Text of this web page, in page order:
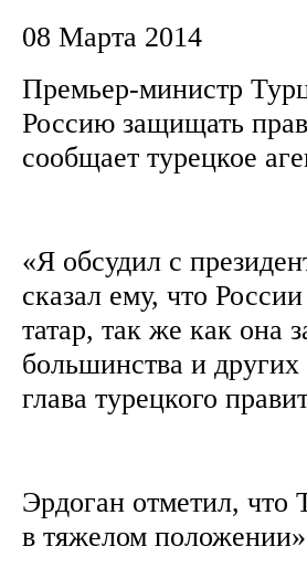
08 Марта 2014
Премьер-министр
Россию защищать
сообщает турецкое
«Я обсудил с
сказал ему, что
татар, так же как она
большинства и
глава турецкого
Эрдоган отметил, что
в тяжелом